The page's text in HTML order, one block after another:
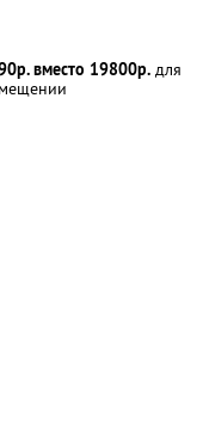
вместо 19800р. для